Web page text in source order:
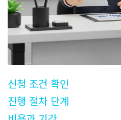
신청 조건 확인
진행 절차 단계